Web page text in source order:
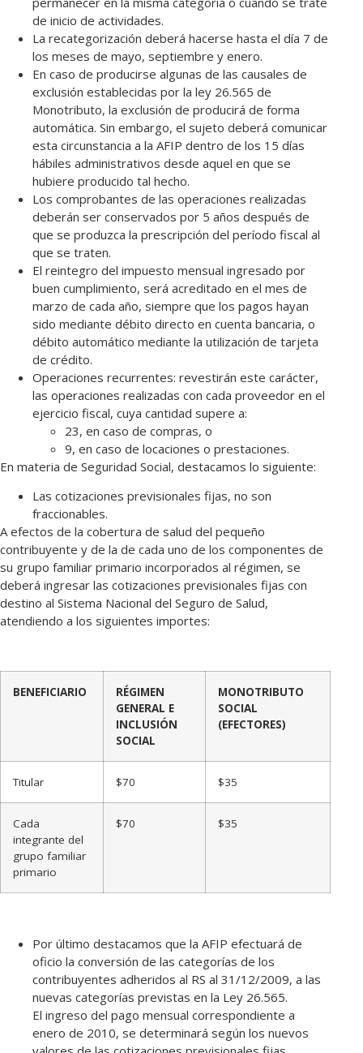
de inicio de actividades.
La recategorización deberá hacerse hasta el día 7 de
los meses de mayo, septiembre y enero.
En caso de producirse algunas de las causales de
exclusión establecidas por la ley 26.565 de
Monotributo, la exclusión de producirá de forma
automática. Sin embargo, el sujeto deberá comunicar
esta circunstancia a la AFIP dentro de los 15 días
hábiles administrativos desde aquel en que se
hubiere producido tal hecho.
Los comprobantes de las operaciones realizadas
deberán ser conservados por 5 años después de
que se produzca la prescripción del período fiscal al
que se traten.
El reintegro del impuesto mensual ingresado por
buen cumplimiento, será acreditado en el mes de
marzo de cada año, siempre que los pagos hayan
sido mediante débito directo en cuenta bancaria, o
débito automático mediante la utilización de tarjeta
de crédito.
Operaciones recurrentes: revestirán este carácter,
las operaciones realizadas con cada proveedor en el
ejercicio fiscal, cuya cantidad supere a:
23, en caso de compras, o
9, en caso de locaciones o prestaciones.
En materia de Seguridad Social, destacamos lo siguiente:
Las cotizaciones previsionales fijas, no son
fraccionables.
A efectos de la cobertura de salud del pequeño
contribuyente y de la de cada uno de los componentes de
su grupo familiar primario incorporados al régimen, se
deberá ingresar las cotizaciones previsionales fijas con
destino al Sistema Nacional del Seguro de Salud,
atendiendo a los siguientes importes:
BENEFICIARIO
RÉGIMEN
GENERAL E
INCLUSIÓN
SOCIAL
MONOTRIBUTO
SOCIAL
(EFECTORES)
Titular $70 $35
Cada
integrante del
grupo familiar
primario
$70 $35
Por último destacamos que la AFIP efectuará de
oficio la conversión de las categorías de los
contribuyentes adheridos al RS al 31/12/2009, a las
nuevas categorías previstas en la Ley 26.565.
El ingreso del pago mensual correspondiente a
enero de 2010, se determinará según los nuevos